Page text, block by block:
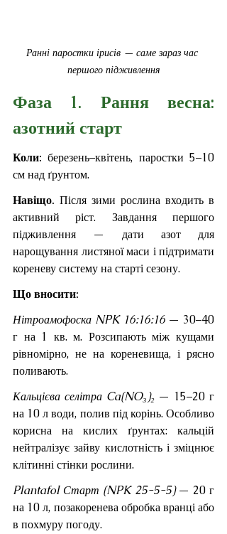
Ранні паростки ірисів — саме зараз час
першого підживлення
Фаза 1. Рання весна:
азотний старт
Коли: березень–квітень, паростки 5–10
см над ґрунтом.
Навіщо. Після зими рослина входить в
активний ріст. Завдання першого
підживлення — дати азот для
нарощування листяної маси і підтримати
кореневу систему на старті сезону.
Що вносити:
Нітроамофоска NPK 16:16:16 — 30–40
г на 1 кв. м. Розсипають між кущами
рівномірно, не на кореневища, і рясно
поливають.
Кальцієва селітра Ca(NO₃)₂ — 15–20 г
на 10 л води, полив під корінь. Особливо
корисна на кислих ґрунтах: кальцій
нейтралізує зайву кислотність і зміцнює
клітинні стінки рослини.
Plantafol Старт (NPK 25-5-5) — 20 г
на 10 л, позакоренева обробка вранці або
в похмуру погоду.